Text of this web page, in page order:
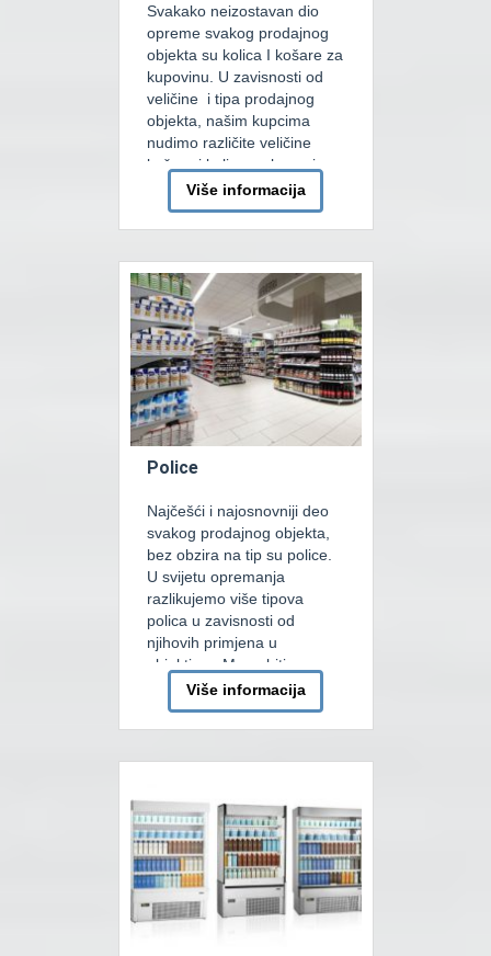
Svakako neizostavan dio
opreme svakog prodajnog
objekta su kolica I košare za
kupovinu. U zavisnosti od
veličine i tipa prodajnog
objekta, našim kupcima
nudimo različite veličine
košara i kolica za kupovinu
kako bismo obezbijedili što
veću udobnost potrošača u
prodajnim objektima.
košare za kupovinu od
plastike sa jednom ili dve
ručke. Sve […]
Više informacija
Police
Najčešći i najosnovniji deo
svakog prodajnog objekta,
bez obzira na tip su police.
U svijetu opremanja
razlikujemo više tipova
polica u zavisnosti od
njihovih primjena u
objektima. Mogu biti
integrisane u palenim
regalima pa ih nazivamo
Cash and Carry. Također
kao VRS system. Također
jako česte […]
Više informacija